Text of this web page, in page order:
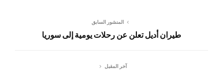
المنشور السابق
طيران أديل تعلن عن رحلات يومية إلى سوريا
آخر المقبل